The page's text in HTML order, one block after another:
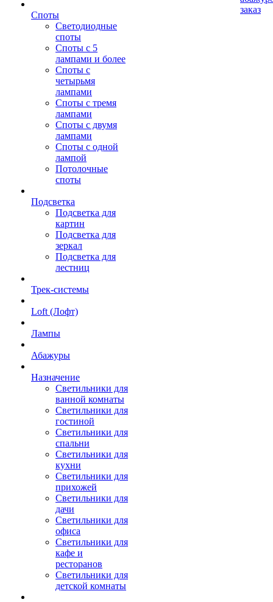
Споты
Светодиодные
споты
Споты с 5
лампами и более
Споты с
четырьмя
лампами
Споты с тремя
лампами
Споты с двумя
лампами
Споты с одной
лампой
Потолочные
споты
Подсветка
Подсветка для
картин
Подсветка для
зеркал
Подсветка для
лестниц
Трек-системы
Loft (Лофт)
Лампы
Абажуры
Назначение
Светильники для
ванной комнаты
Светильники для
гостиной
Светильники для
спальни
Светильники для
кухни
Светильники для
прихожей
Светильники для
дачи
Светильники для
офиса
Светильники для
кафе и
ресторанов
Светильники для
детской комнаты
заказ